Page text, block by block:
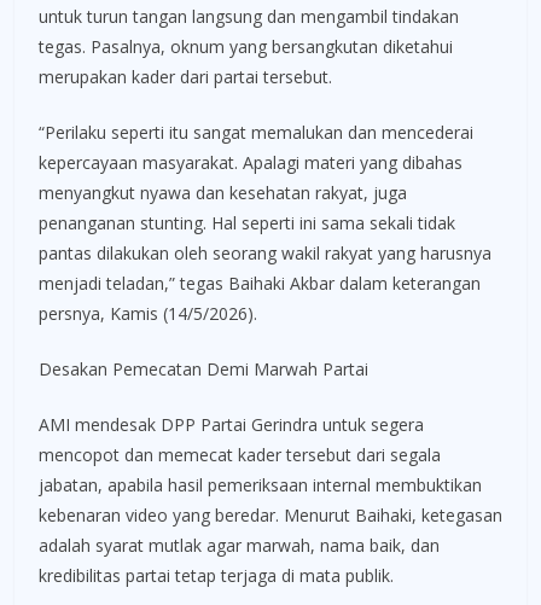
untuk turun tangan langsung dan mengambil tindakan
tegas. Pasalnya, oknum yang bersangkutan diketahui
merupakan kader dari partai tersebut.
“Perilaku seperti itu sangat memalukan dan mencederai
kepercayaan masyarakat. Apalagi materi yang dibahas
menyangkut nyawa dan kesehatan rakyat, juga
penanganan stunting. Hal seperti ini sama sekali tidak
pantas dilakukan oleh seorang wakil rakyat yang harusnya
menjadi teladan,” tegas Baihaki Akbar dalam keterangan
persnya, Kamis (14/5/2026).
Desakan Pemecatan Demi Marwah Partai
AMI mendesak DPP Partai Gerindra untuk segera
mencopot dan memecat kader tersebut dari segala
jabatan, apabila hasil pemeriksaan internal membuktikan
kebenaran video yang beredar. Menurut Baihaki, ketegasan
adalah syarat mutlak agar marwah, nama baik, dan
kredibilitas partai tetap terjaga di mata publik.